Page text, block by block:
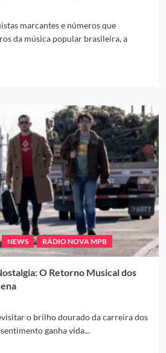
marcantes e números que
da música popular brasileira, a
NEWS RÁDIO NOVA MPB
O Retorno Musical dos
o brilho dourado da carreira dos
ganha vida...